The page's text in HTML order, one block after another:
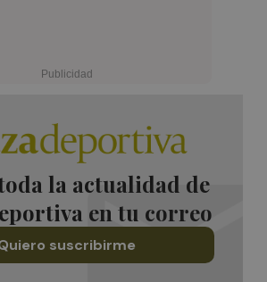
la actualidad de
en tu correo
suscribirme